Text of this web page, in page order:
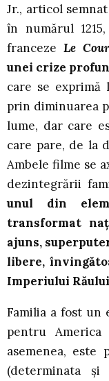
Jr., articol
în numărul
francezeLe
unei crize
care se
prin diminuarea
lume, dar care
care pare, de la
Ambele filme se
dezintegrării
unul din
transformat
ajuns,
libere,
Imperiului Răului
Familia a fost un
pentru
asemenea, este
(determinata